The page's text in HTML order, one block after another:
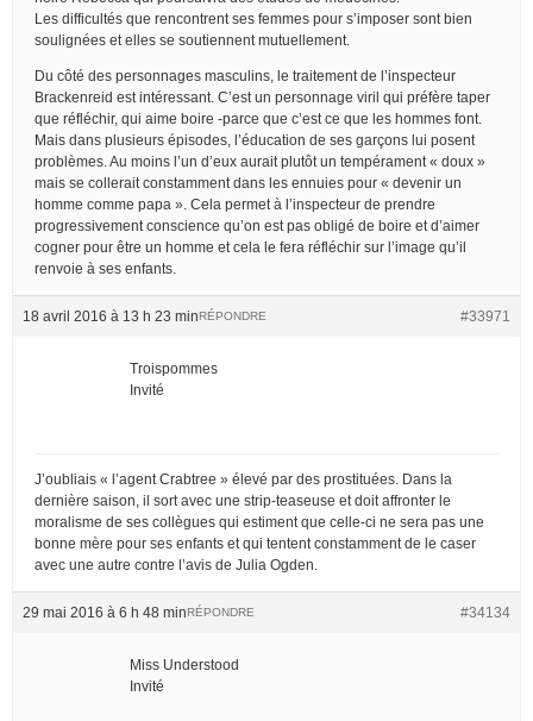
Les difficultés que rencontrent ses femmes pour s’imposer sont bien
soulignées et elles se soutiennent mutuellement.
Du côté des personnages masculins, le traitement de l’inspecteur
Brackenreid est intéressant. C’est un personnage viril qui préfère taper
que réfléchir, qui aime boire -parce que c’est ce que les hommes font.
Mais dans plusieurs épisodes, l’éducation de ses garçons lui posent
problèmes. Au moins l’un d’eux aurait plutôt un tempérament « doux »
mais se collerait constamment dans les ennuies pour « devenir un
homme comme papa ». Cela permet à l’inspecteur de prendre
progressivement conscience qu’on est pas obligé de boire et d’aimer
cogner pour être un homme et cela le fera réfléchir sur l’image qu’il
renvoie à ses enfants.
18 avril 2016 à 13 h 23 min #33971
RÉPONDRE
Troispommes
Invité
J’oubliais « l’agent Crabtree » élevé par des prostituées. Dans la
dernière saison, il sort avec une strip-teaseuse et doit affronter le
moralisme de ses collègues qui estiment que celle-ci ne sera pas une
bonne mère pour ses enfants et qui tentent constamment de le caser
avec une autre contre l’avis de Julia Ogden.
29 mai 2016 à 6 h 48 min #34134
RÉPONDRE
Miss Understood
Invité